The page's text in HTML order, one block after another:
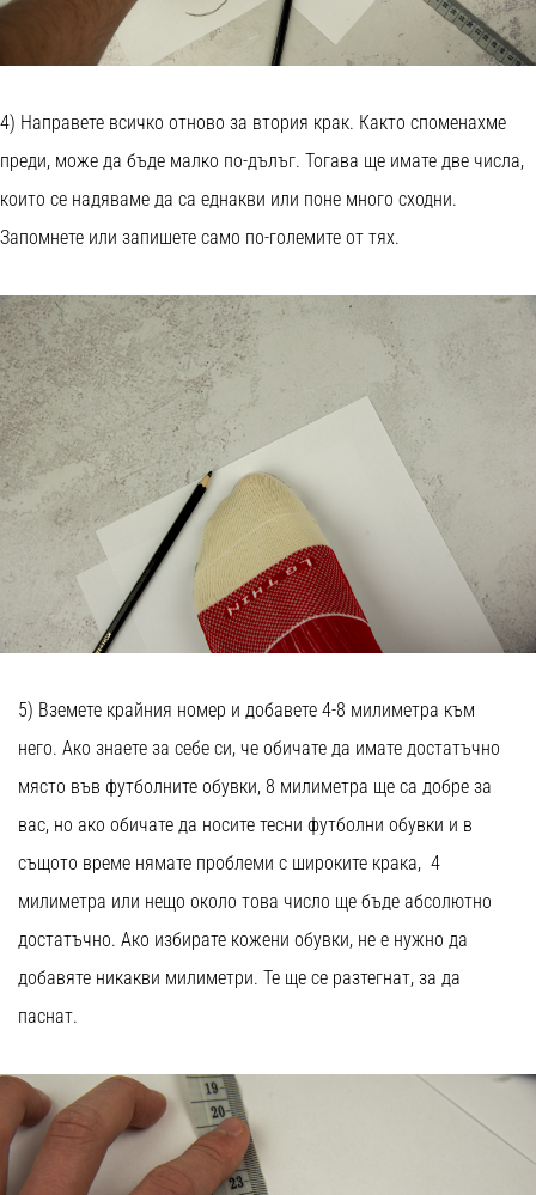
4) Направете всичко отново за втория крак. Както споменахме
преди, може да бъде малко по-дълъг. Тогава ще имате две числа,
които се надяваме да са еднакви или поне много сходни.
Запомнете или запишете само по-големите от тях.
5) Вземете крайния номер и добавете 4-8 милиметра към
него. Ако знаете за себе си, че обичате да имате достатъчно
място във футболните обувки, 8 милиметра ще са добре за
вас, но ако обичате да носите тесни футболни обувки и в
същото време нямате проблеми с широките крака, 4
милиметра или нещо около това число ще бъде абсолютно
достатъчно. Ако избирате кожени обувки, не е нужно да
добавяте никакви милиметри. Те ще се разтегнат, за да
паснат.